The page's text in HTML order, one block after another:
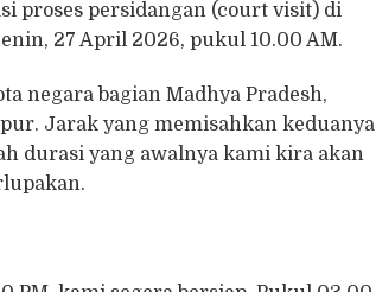
proses persidangan (court visit) di
27 April 2026, pukul 10.00 AM.
negara bagian Madhya Pradesh,
Jarak yang memisahkan keduanya
durasi yang awalnya kami kira akan